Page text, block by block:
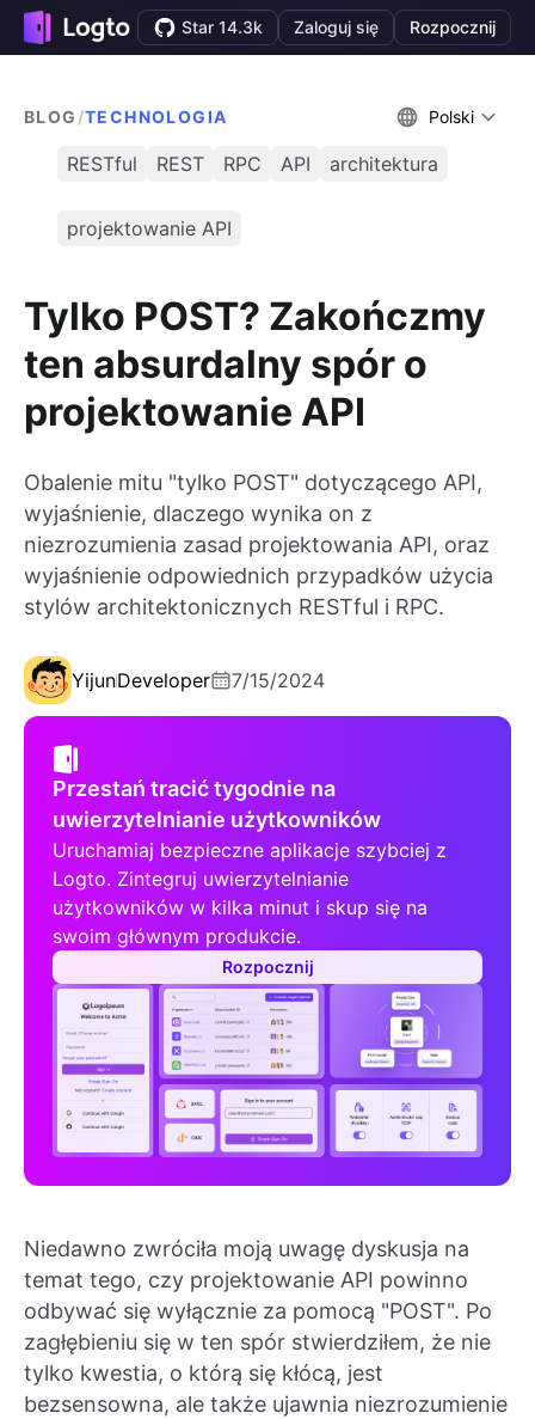
Star 14.3k Zaloguj się Rozpocznij
BLOG /TECHNOLOGIA Polski
RESTful REST RPC API architektura
projektowanie API
Tylko POST? Zakończmy
ten absurdalny spór o
projektowanie API
Obalenie mitu "tylko POST" dotyczącego API,
wyjaśnienie, dlaczego wynika on z
niezrozumienia zasad projektowania API, oraz
wyjaśnienie odpowiednich przypadków użycia
stylów architektonicznych RESTful i RPC.
YijunDeveloper 7/15/2024
Przestań tracić tygodnie na
uwierzytelnianie użytkowników
Uruchamiaj bezpieczne aplikacje szybciej z
Logto. Zintegruj uwierzytelnianie
użytkowników w kilka minut i skup się na
swoim głównym produkcie.
Rozpocznij
Niedawno zwróciła moją uwagę dyskusja na
temat tego, czy projektowanie API powinno
odbywać się wyłącznie za pomocą "POST". Po
zagłębieniu się w ten spór stwierdziłem, że nie
tylko kwestia, o którą się kłócą, jest
bezsensowna, ale także ujawnia niezrozumienie